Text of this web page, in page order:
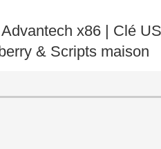
x86 | Clé
& Scripts maison